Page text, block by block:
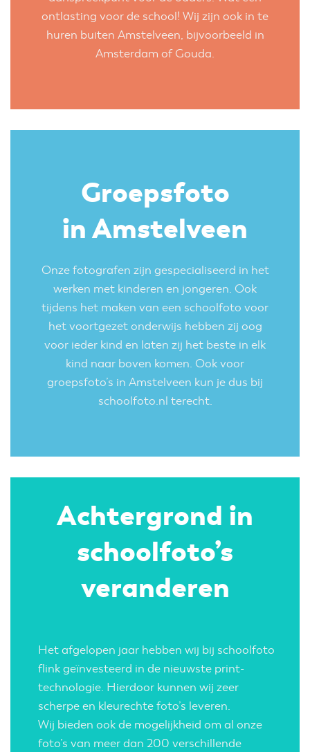
ontlasting voor de school! Wij zijn ook in te
huren buiten Amstelveen, bijvoorbeeld in
Amsterdam ofGouda.
Groepsfoto
in Amstelveen
Onze fotografen zijn gespecialiseerd in het
werken met kinderen en jongeren. Ook
tijdens het maken van een schoolfoto voor
het voortgezet onderwijs hebben zij oog
voor ieder kind en laten zij het beste in elk
kind naar boven komen. Ook voor
groepsfoto’s in Amstelveen kun je dus bij
schoolfoto.nl terecht.
Achtergrond in
schoolfoto’s
veranderen
Het afgelopen jaar hebben wij bij schoolfoto
flink geïnvesteerd in de nieuwste print-
technologie. Hierdoor kunnen wij zeer
scherpe en kleurechte foto’s leveren.
Wij bieden ook de mogelijkheid om al onze
foto’s van meer dan 200 verschillende